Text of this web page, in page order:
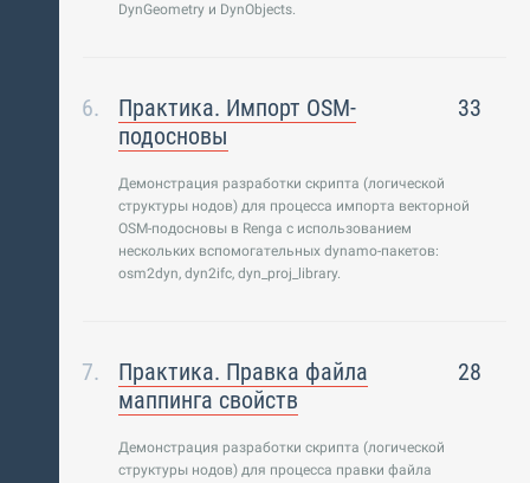
DynGeometry и DynObjects.
Практика. Импорт OSM-
подосновы
33
Демонстрация разработки скрипта (логической
структуры нодов) для процесса импорта векторной
OSM-подосновы в Renga с использованием
нескольких вспомогательных dynamo-пакетов:
osm2dyn, dyn2ifc, dyn_proj_library.
Практика. Правка файла
маппинга свойств
28
Демонстрация разработки скрипта (логической
структуры нодов) для процесса правки файла